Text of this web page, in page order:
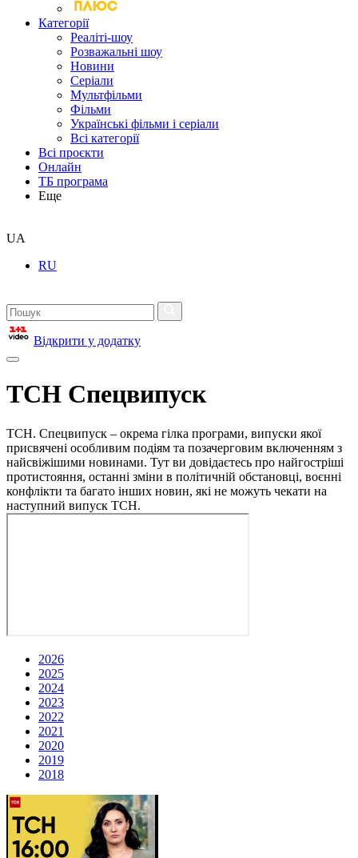
Категорії
Реаліті-шоу
Розважальні шоу
Новини
Серіали
Мультфільми
Фільми
Українські фільми і серіали
Всі категорії
Всі проєкти
Онлайн
ТБ програма
Еще
UA
RU
Відкрити у додатку
ТСН Спецвипуск
ТСН. Спецвипуск – окрема гілка програми, випуски якої
присвячені особливим подіям та позачерговим включенням з
найсвіжішими новинами. Тут ви довідаєтесь про найгостріші
протистояння, останні зміни в політичній обстановці, воєнні
конфлікти та багато інших новин, які не можуть чекати на
наступний випуск ТСН.
2026
2025
2024
2023
2022
2021
2020
2019
2018